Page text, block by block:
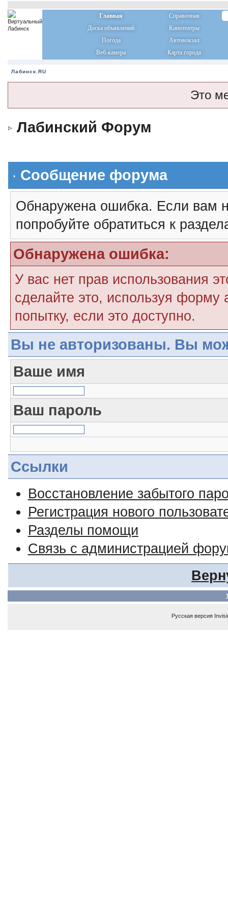
Главная
Справочная
Доска объявлений
Кинотеатры
Погода
Автовокзал
Веб-камера
Карта города
Лабинск.RU
Это
Лабинский Форум
Сообщение форума
Обнаружена ошибка. Если вам
попробуйте обратиться к
Обнаружена ошибка:
У вас нет прав использования
сделайте это, используя форму
попытку, если это доступно.
Вы не авторизованы. Вы
Ваше имя
Ваш пароль
Ссылки
Восстановление забытого
Регистрация нового
Разделы помощи
Связь с администрацией
Русская версия